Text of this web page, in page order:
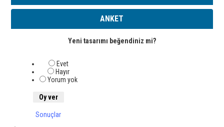
ANKET
Yeni tasarımı beğendiniz mi?
Evet
Hayır
Yorum yok
Sonuçlar